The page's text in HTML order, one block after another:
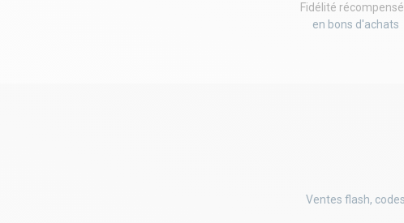
Fidélité
en bons d'achats
Ventes flash,